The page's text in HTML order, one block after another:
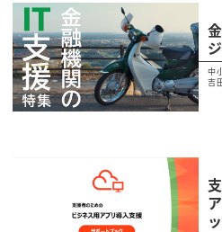
ジ
中
吉